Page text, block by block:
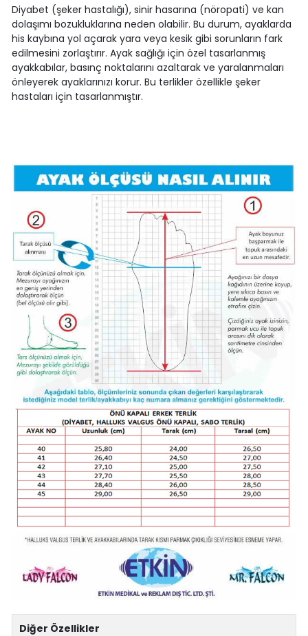
Diyabet (şeker hastalığı), sinir hasarına (nöropati) ve kan
dolaşımı bozukluklarına neden olabilir. Bu durum, ayaklarda
his kaybına yol açarak yara veya kesik gibi sorunların fark
edilmesini zorlaştırır. Ayak sağlığı için özel tasarlanmış
ayakkabılar, basınç noktalarını azaltarak ve yaralanmaları
önleyerek ayaklarınızı korur. Bu terlikler özellikle şeker
hastaları için tasarlanmıştır.
Diğer Özellikler